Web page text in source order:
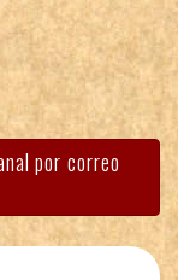
por correo